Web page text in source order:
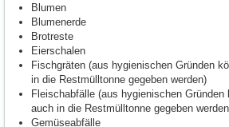
Blumen
Blumenerde
Brotreste
Eierschalen
Fischgräten (aus hygienischen Gründen
in die Restmülltonne gegeben werden)
Fleischabfälle (aus hygienischen Gründen
auch in die Restmülltonne gegeben
Gemüseabfälle